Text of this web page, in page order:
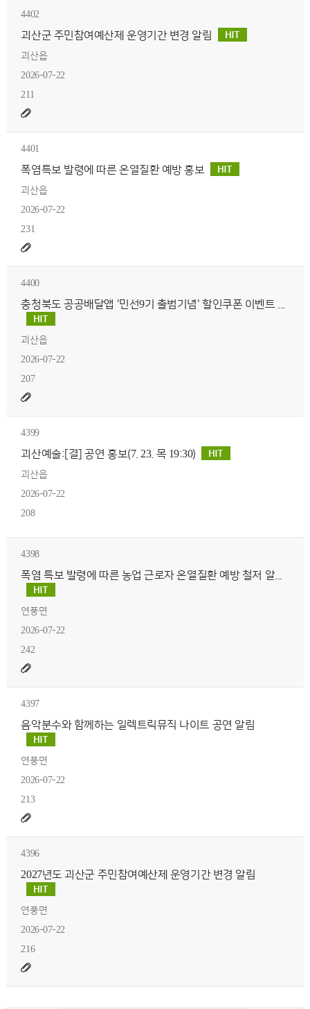
4402
괴산군 주민참여예산제 운영기간 변경 알림
괴산읍
2026-07-22
211
4401
폭염특보 발령에 따른 온열질환 예방 홍보
괴산읍
2026-07-22
231
4400
충청북도 공공배달앱 '민선9기 출범기념' 할인쿠폰 이벤트 ...
괴산읍
2026-07-22
207
4399
괴산예술:[결] 공연 홍보(7. 23. 목 19:30)
괴산읍
2026-07-22
208
4398
폭염 특보 발령에 따른 농업 근로자 온열질환 예방 철저 알...
연풍면
2026-07-22
242
4397
음악분수와 함께하는 일렉트릭뮤직 나이트 공연 알림
연풍면
2026-07-22
213
4396
2027년도 괴산군 주민참여예산제 운영기간 변경 알림
연풍면
2026-07-22
216